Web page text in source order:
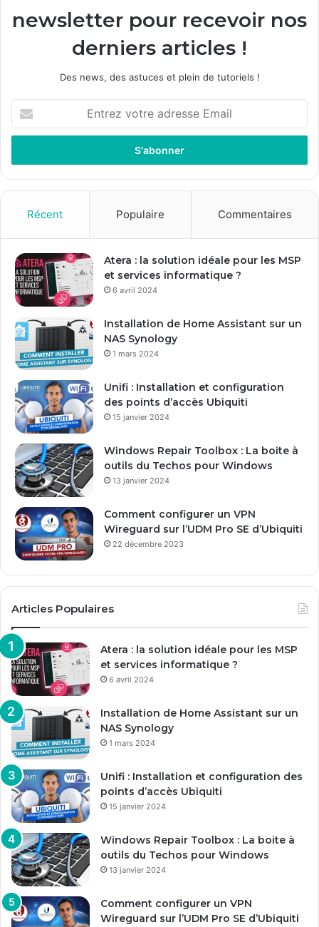
newsletter pour recevoir nos
derniers articles !
Des news, des astuces et plein de tutoriels !
t
e
z
r
e
a
d
s
e
m
a
Récent Populaire Commentaires
Atera : la solution idéale pour les MSP
et services informatique ?
6 avril 2024
Installation de Home Assistant sur un
NAS Synology
1 mars 2024
Unifi : Installation et configuration
des points d’accès Ubiquiti
15 janvier 2024
Windows Repair Toolbox : La boite à
outils du Techos pour Windows
13 janvier 2024
Comment configurer un VPN
Wireguard sur l’UDM Pro SE d’Ubiquiti
22 décembre 2023
Articles Populaires
Atera : la solution idéale pour les MSP
et services informatique ?
6 avril 2024
Installation de Home Assistant sur un
NAS Synology
1 mars 2024
Unifi : Installation et configuration des
points d’accès Ubiquiti
15 janvier 2024
Windows Repair Toolbox : La boite à
outils du Techos pour Windows
13 janvier 2024
Comment configurer un VPN
Wireguard sur l’UDM Pro SE d’Ubiquiti